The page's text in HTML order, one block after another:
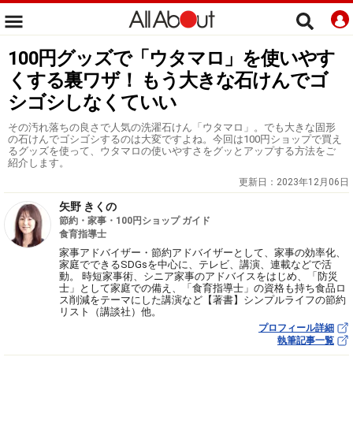
100円グッズで「ウタマロ」を使いやす
くする裏ワザ！ もう大きな石けんでゴ
シゴシしなくていい
その汚れ落ちの良さで人気の洗濯石けん「ウタマロ」。でも大きな固形
の石けんでゴシゴシするのは大変ですよね。今回は100円ショップで買え
るグッズを使って、ウタマロの使いやすさをグッとアップする方法をご
紹介します。
更新日： 2023年12月06日
矢野 きくの
節約・家事・100円ショップ ガイド
食育指導士
家事アドバイザー・節約アドバイザーとして、家事の効率化、
家庭でできるSDGsを中心に、テレビ、講演、連載などで活
動。 時短家事術、シニア家事のアドバイスをはじめ、「防災
士」として家庭での備え、「食育指導士」の資格も持ち食品ロ
ス削減をテーマにした講演など【著書】シンプルライフの節約
リスト（講談社）他。
プロフィール詳細
執筆記事一覧